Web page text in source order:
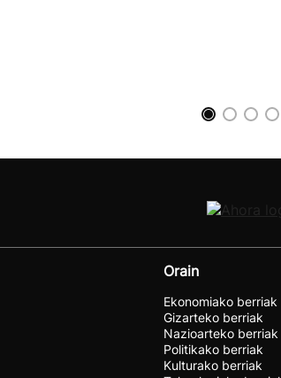
Orain
Ekonomiako berriak
Gizarteko berriak
Nazioarteko berriak
Politikako berriak
Kulturako berriak